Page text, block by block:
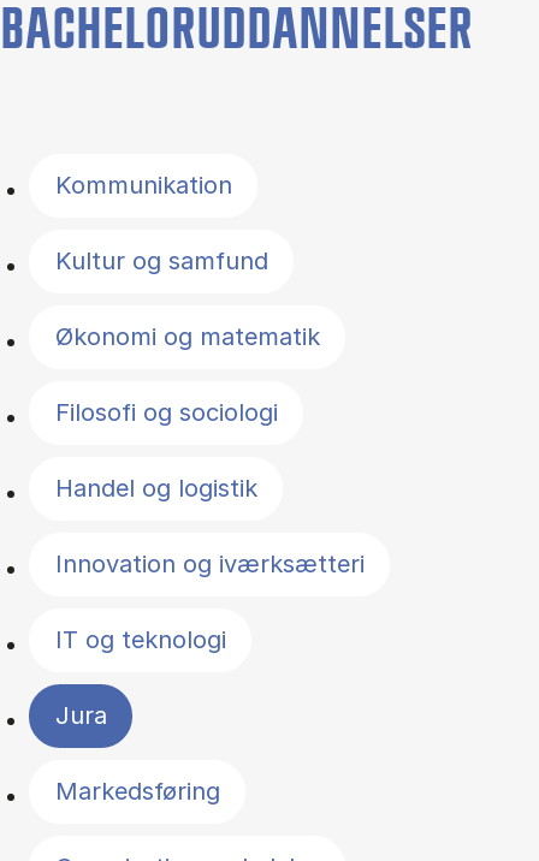
BACHELORUDDANNELSER
Kommunikation
Kultur og samfund
Økonomi og matematik
Filosofi og sociologi
Handel og logistik
Innovation og iværksætteri
IT og teknologi
Jura
Markedsføring